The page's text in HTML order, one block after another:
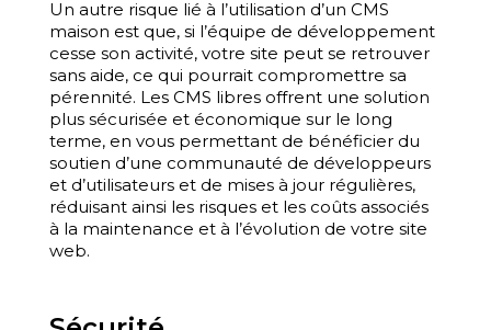
Un autre risque lié à l’utilisation d’un CMS
maison est que, si l’équipe de développement
cesse son activité, votre site peut se retrouver
sans aide, ce qui pourrait compromettre sa
pérennité. Les CMS libres offrent une solution
plus sécurisée et économique sur le long
terme, en vous permettant de bénéficier du
soutien d’une communauté de développeurs
et d’utilisateurs et de mises à jour régulières,
réduisant ainsi les risques et les coûts associés
à la maintenance et à l’évolution de votre site
web.